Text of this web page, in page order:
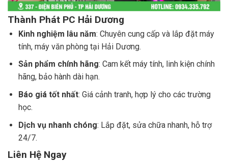
Thành Phát PC Hải Dương
Kinh nghiệm lâu năm: Chuyên cung cấp và lắp đặt máy
tính, máy văn phòng tại Hải Dương.
Sản phẩm chính hãng: Cam kết máy tính, linh kiện chính
hãng, bảo hành dài hạn.
Báo giá tốt nhất: Giá cảnh tranh, hợp lý cho các trường
học.
Dịch vụ nhanh chóng: Lắp đặt, sửa chữa nhanh, hỗ trợ
24/7.
Liên Hệ Ngay